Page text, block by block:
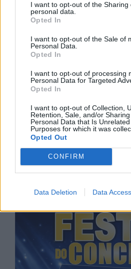
I want to opt-out of the Sharing
personal data.
Opted In
I want to opt-out of the Sale of
Personal Data.
Opted In
I want to opt-out of processing
Personal Data for Targeted
Opted In
I want to opt-out of Collection,
Retention, Sale, and/or
Personal Data that Is
Purposes for which it was
Opted Out
CONFIRM
Data Deletion Data Access